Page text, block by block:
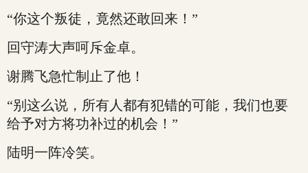
“你这个叛徒，竟然还敢回来！”
回守涛大声呵斥金卓。
谢腾飞急忙制止了他！
“别这么说，所有人都有犯错的可能，我们也要
给予对方将功补过的机会！”
陆明一阵冷笑。